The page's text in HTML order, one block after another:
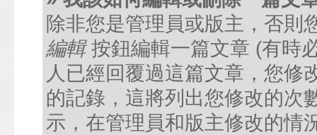
除非您是管理員或版主，否則
編輯按鈕編輯一篇文章 (有時
人已經回覆過這篇文章，您修
的記錄，這將列出您修改的次
示，在管理員和版主修改的情